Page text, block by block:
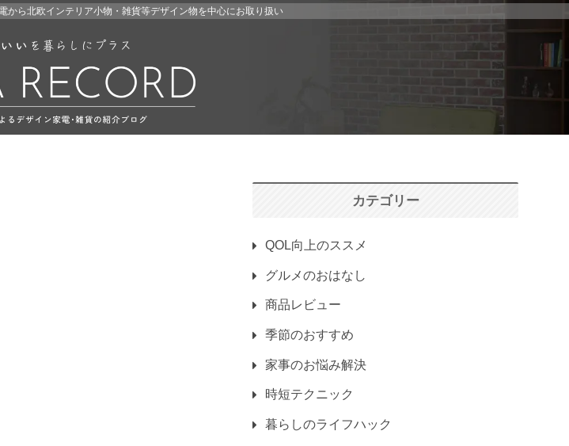
から北欧インテリア小物・雑貨等デザイン物を中心にお取り扱い
カテゴリー
QOL向上のススメ
グルメのおはなし
商品レビュー
季節のおすすめ
家事のお悩み解決
時短テクニック
暮らしのライフハック